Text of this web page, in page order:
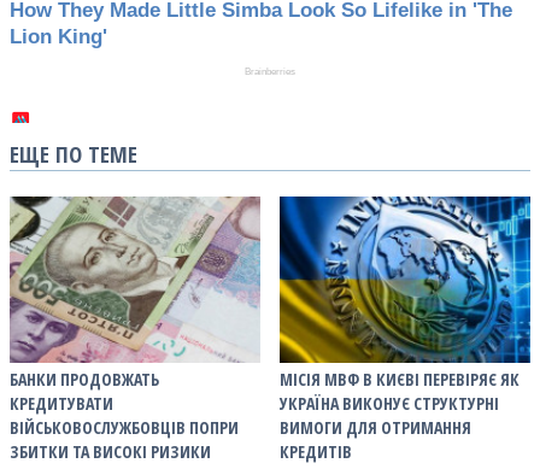
ЕЩЕ ПО ТЕМЕ
БАНКИ ПРОДОВЖАТЬ
КРЕДИТУВАТИ
ВІЙСЬКОВОСЛУЖБОВЦІВ ПОПРИ
ЗБИТКИ ТА ВИСОКІ РИЗИКИ
МІСІЯ МВФ В КИЄВІ ПЕРЕВІРЯЄ ЯК
УКРАЇНА ВИКОНУЄ СТРУКТУРНІ
ВИМОГИ ДЛЯ ОТРИМАННЯ
КРЕДИТІВ